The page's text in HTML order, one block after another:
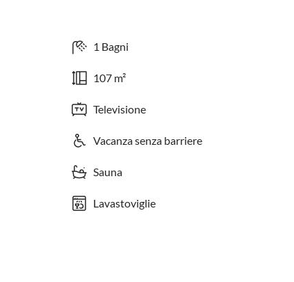
1 Bagni
107 m²
Televisione
Vacanza senza barriere
Sauna
Lavastoviglie